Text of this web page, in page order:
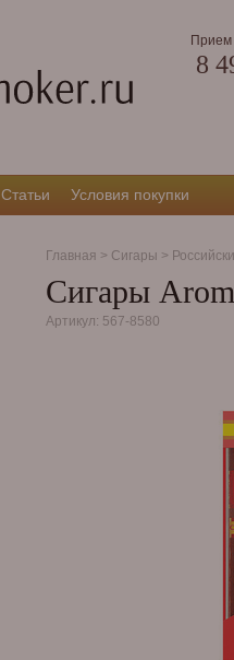
Прием
8
Статьи Условия покупки
Главная > Сигары >
Сигары
Артикул: 567-8580